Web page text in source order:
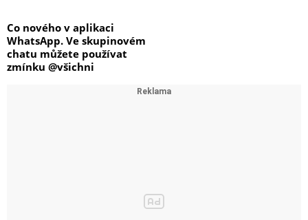
Co nového v aplikaci
WhatsApp. Ve skupinovém
chatu můžete používat
zmínku @všichni